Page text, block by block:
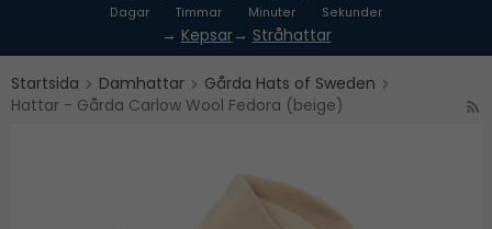
Dagar Timmar Minuter Sekunder
→ Kepsar→ Stråhattar
Startsida Damhattar
Gårda Hats of Sweden
Hattar - Gårda Carlow Wool Fedora (beige)